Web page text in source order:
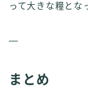
って大きな糧とな
—
まとめ